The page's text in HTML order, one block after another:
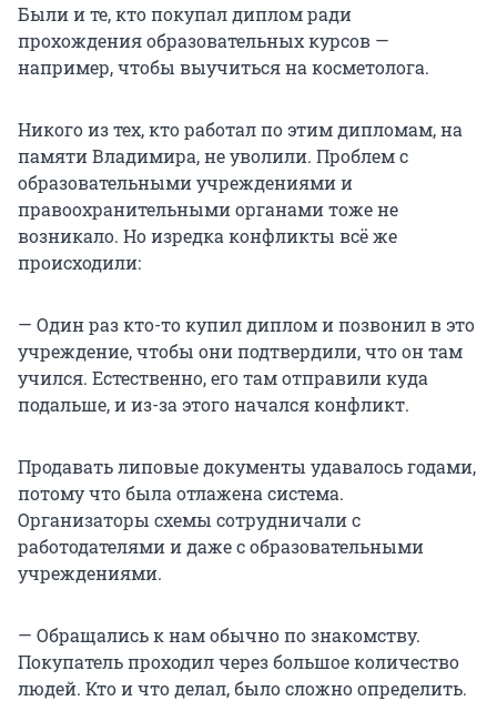
Были и те, кто покупал диплом ради
прохождения образовательных курсов —
например, чтобы выучиться на косметолога.
Никого из тех, кто работал по этим дипломам, на
памяти Владимира, не уволили. Проблем с
образовательными учреждениями и
правоохранительными органами тоже не
возникало. Но изредка конфликты всё же
происходили:
— Один раз кто-то купил диплом и позвонил в это
учреждение, чтобы они подтвердили, что он там
учился. Естественно, его там отправили куда
подальше, и из-за этого начался конфликт.
Продавать липовые документы удавалось годами,
потому что была отлажена система.
Организаторы схемы сотрудничали с
работодателями и даже с образовательными
учреждениями.
— Обращались к нам обычно по знакомству.
Покупатель проходил через большое количество
людей. Кто и что делал, было сложно определить.